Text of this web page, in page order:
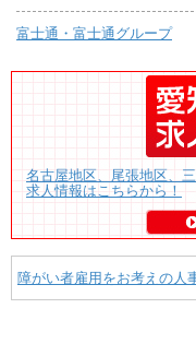
富士通・富士通グループ
名古屋地区、尾張地区、
求人情報はこちらから！
障がい者雇用をお考えの